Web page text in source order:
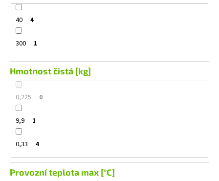
40 4
300 1
Hmotnost čistá [kg]
0,225 0
9,9 1
0,33 4
Provozní teplota max [°C]